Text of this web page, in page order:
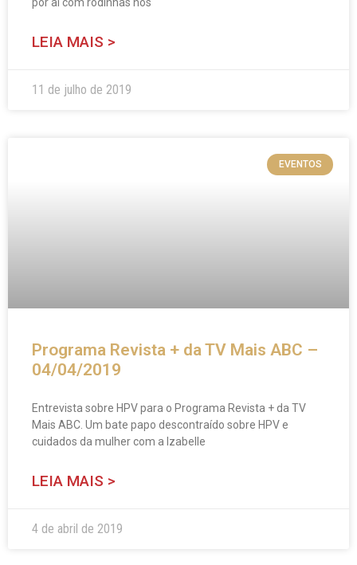
por aí com rodinhas nos
LEIA MAIS >
11 de julho de 2019
EVENTOS
Programa Revista + da TV Mais ABC –
04/04/2019
Entrevista sobre HPV para o Programa Revista + da TV
Mais ABC. Um bate papo descontraído sobre HPV e
cuidados da mulher com a Izabelle
LEIA MAIS >
4 de abril de 2019